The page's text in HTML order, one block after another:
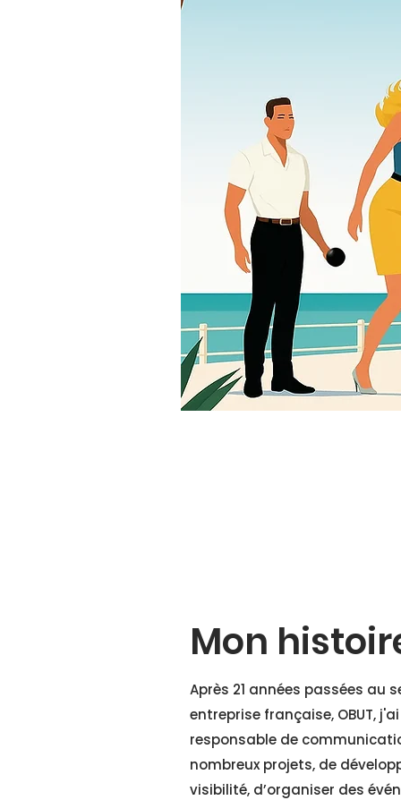
Mon
Après 21 années passées au
entreprise française, OBUT,
responsable de
nombreux projets, de
visibilité, d’organiser des